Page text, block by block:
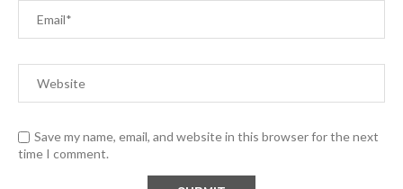
Save my name, email, and website in this browser for the next
time I comment.